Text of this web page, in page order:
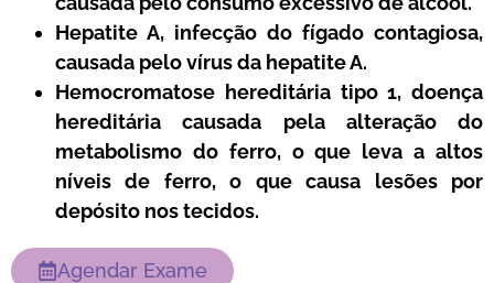
Hepatite A, infecção do fígado contagiosa,
causada pelo vírus da hepatite A.
Hemocromatose hereditária tipo 1, doença
hereditária causada pela alteração do
metabolismo do ferro, o que leva a altos
níveis de ferro, o que causa lesões por
depósito nos tecidos.
Agendar Exame